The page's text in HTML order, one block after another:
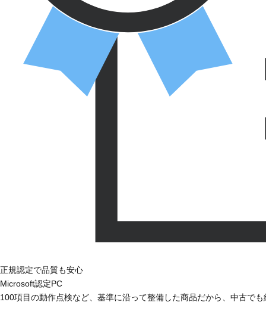
正規認定で品質も安心
Microsoft認定PC
100項目の動作点検など、基準に沿って整備した商品だから、中古で